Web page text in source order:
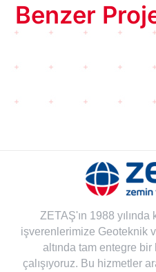
Benzer
ZETAŞ'ın 1988
işverenlerimize Geoteknik
altında tam entegre
çalışıyoruz. Bu hizmetler